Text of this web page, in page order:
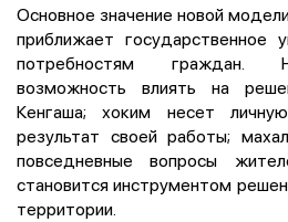
Основное значение новой
приближает государственное
потребностям граждан.
возможность влиять на
Кенгаша; хоким несет
результат своей работы;
повседневные вопросы
становится инструментом
территории.